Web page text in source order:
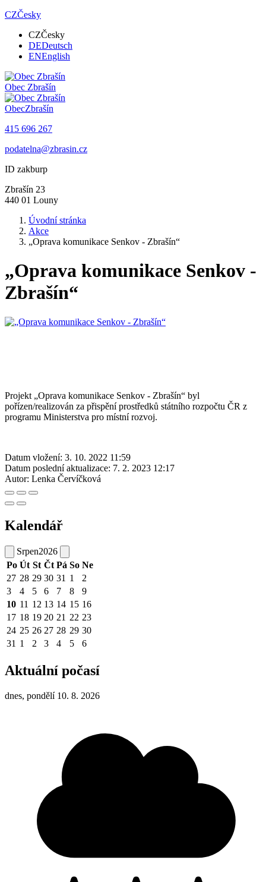
CZČesky
CZČesky
DEDeutsch
ENEnglish
Obec Zbrašín
ObecZbrašín
415 696 267
podatelna@zbrasin.cz
ID zakburp
Zbrašín 23
440 01 Louny
Úvodní stránka
Akce
„Oprava komunikace Senkov - Zbrašín“
„Oprava komunikace Senkov -
Zbrašín“
Projekt „Oprava komunikace Senkov - Zbrašín“ byl
pořízen/realizován za přispění prostředků státního rozpočtu ČR z
programu Ministerstva pro místní rozvoj.
Datum vložení: 3. 10. 2022 11:59
Datum poslední aktualizace: 7. 2. 2023 12:17
Autor: Lenka Červíčková
Kalendář
Srpen2026
Po Út St Čt Pá So Ne
27 28 29 30 31 1
2
3
4 5 6 7 8
9
10 11 12 13 14 15 16
17 18 19 20 21 22 23
24 25 26 27 28 29 30
31 1 2 3 4 5 6
Aktuální počasí
dnes, pondělí 10. 8. 2026